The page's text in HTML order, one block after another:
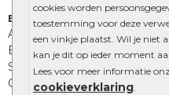
cookies worden
toestemming voor deze
een vinkje plaatst. Wil je niet
kan je dit op ieder moment
Lees voor meer informatie
cookieverklaring
Extra benodigdheden
Afwatering en diversen
Beplantings en
Split, grind en zand
Oprit tegels